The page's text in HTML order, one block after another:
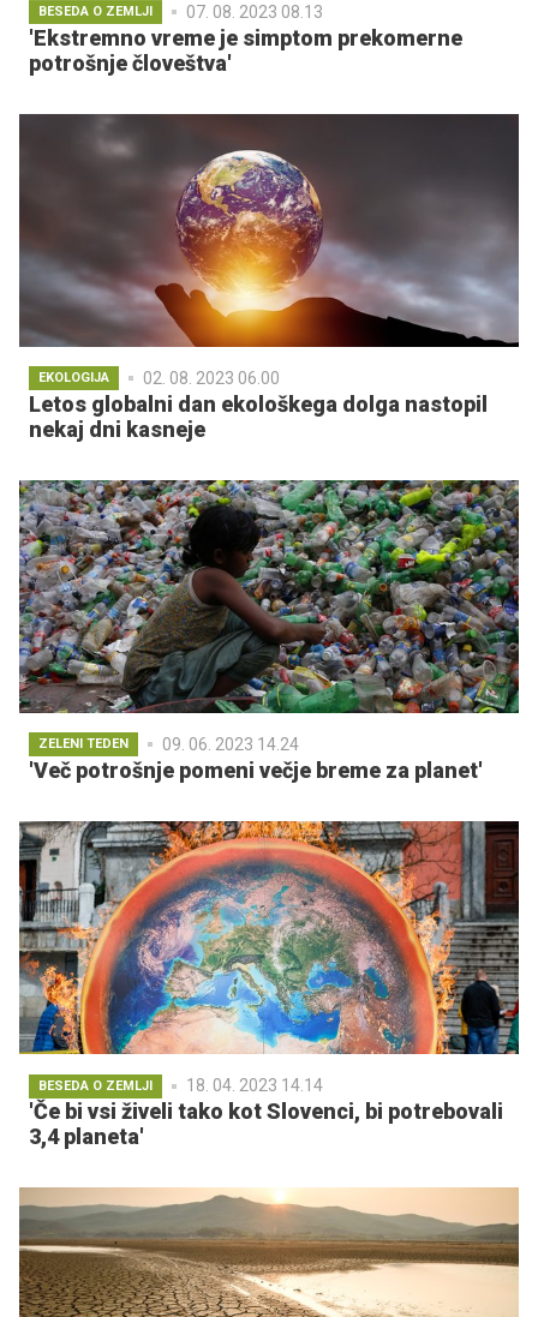
BESEDA O ZEMLJI 07. 08. 2023 08.13
'Ekstremno vreme je simptom prekomerne
potrošnje človeštva'
EKOLOGIJA 02. 08. 2023 06.00
Letos globalni dan ekološkega dolga nastopil
nekaj dni kasneje
ZELENI TEDEN 09. 06. 2023 14.24
'Več potrošnje pomeni večje breme za planet'
BESEDA O ZEMLJI 18. 04. 2023 14.14
'Če bi vsi živeli tako kot Slovenci, bi potrebovali
3,4 planeta'